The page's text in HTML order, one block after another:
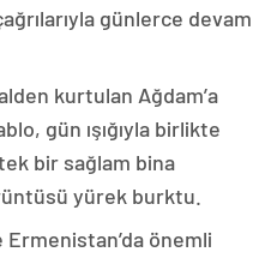
günlerce devam
kurtulan Ağdam’a
gün ışığıyla birlikte
bir sağlam bina
yürek burktu.
önemli